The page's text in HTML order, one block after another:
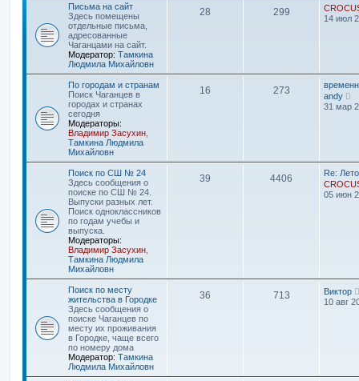
п
о
е
м
с
н
и
ю
Письма на сайт
Здесь помещены
отдельные письма,
адресованные
Чаганцами на сайт.
Модератор: Тамкина
Людмила Михайловн
28 299
14 июл
По городам и странам
Поиск Чаганцев в
городах и странах
сегодня
Модераторы:
Владимир Засухин
Тамкина Людмила
Михайловн
16 273
andy
е
р
к
п
о
с
л
б
щ
31 мар
Поиск по СШ № 24
Здесь сообщения о
поиске по СШ № 24.
Выпуски разных лет.
Поиск одноклассников
по годам учебы и
выпуска.
Модераторы:
Владимир Засухин
Тамкина Людмила
Михайловн
39 4406
Re:
05 июн
Поиск по месту
жительства в Городке
Здесь сообщения о
поиске Чаганцев по
месту их проживания
в Городке, чаще всего
по номеру дома
Модератор: Тамкина
Людмила Михайловн
36 713
Виктор
10 авг